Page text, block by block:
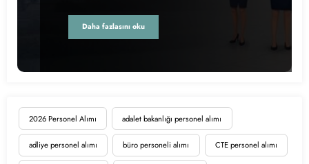
2026 Personel Alımı adalet bakanlığı personel alımı
adliye personel alımı büro personeli alımı CTE personel alımı
Daha fazlasını oku